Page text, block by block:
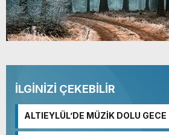
İLGİNİZİ ÇEKEBİLİR
ALTIEYLÜL’DE MÜZİK DOLU GECE